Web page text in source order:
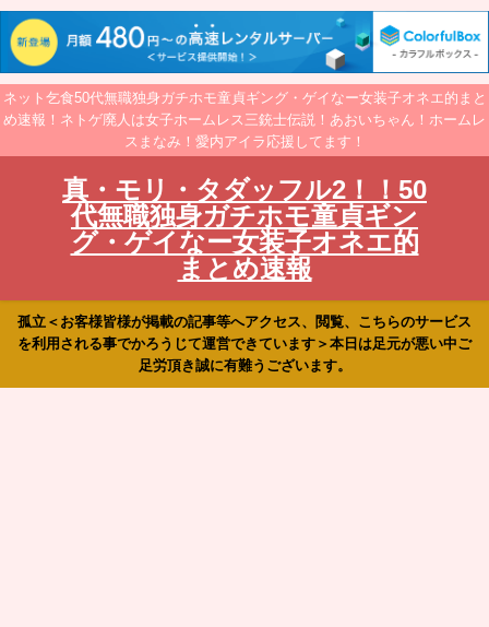
ネット乞食50代無職独身ガチホモ童貞ギング・ゲイなー女装子オネエ的まと
め速報！ネトゲ廃人は女子ホームレス三銃士伝説！あおいちゃん！ホームレ
スまなみ！愛内アイラ応援してます！
真・モリ・タダッフル2！！50
代無職独身ガチホモ童貞ギン
グ・ゲイなー女装子オネエ的
まとめ速報
孤立＜お客様皆様が掲載の記事等へアクセス、閲覧、こちらのサービス
を利用される事でかろうじて運営できています＞本日は足元が悪い中ご
足労頂き誠に有難うございます。